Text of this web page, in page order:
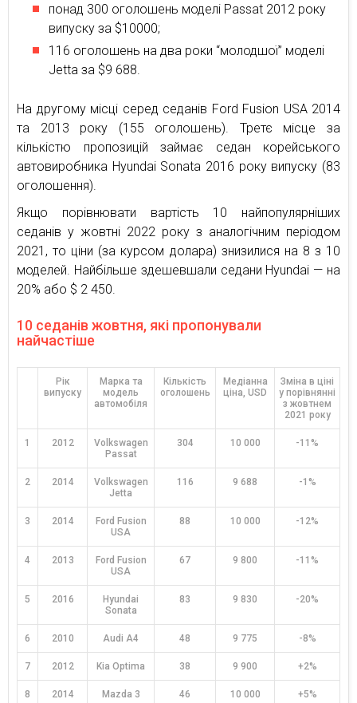
понад 300 оголошень моделі Passat 2012 року
випуску за $10000;
116 оголошень на два роки “молодшої” моделі
Jetta за $9 688.
На другому місці серед седанів Ford Fusion USA 2014
та 2013 року (155 оголошень). Третє місце за
кількістю пропозицій займає седан корейського
автовиробника Hyundai Sonata 2016 року випуску (83
оголошення).
Якщо порівнювати вартість 10 найпопулярніших
седанів у жовтні 2022 року з аналогічним періодом
2021, то ціни (за курсом долара) знизилися на 8 з 10
моделей. Найбільше здешевшали седани Hyundai — на
20% або $ 2 450.
10 седанів жовтня, які пропонували
найчастіше
Рік
випуску
Марка та
модель
автомобіля
Кількість
оголошень
Медіанна
ціна, USD
Зміна в ціні
у порівнянні
з жовтнем
2021 року
1 2012
Volkswagen
Passat
304 10 000 -11%
2 2014
Volkswagen
Jetta
116 9 688 -1%
3 2014
Ford Fusion
USA
88 10 000 -12%
4 2013
Ford Fusion
USA
67 9 800 -11%
5 2016
Hyundai
Sonata
83 9 830 -20%
6 2010 Audi A4 48 9 775 -8%
7 2012 Kia Optima 38 9 900 +2%
8 2014 Mazda 3 46 10 000 +5%